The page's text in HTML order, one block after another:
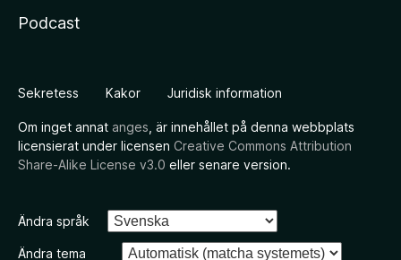
Podcast
Sekretess Kakor Juridisk information
Om inget annat anges , är innehållet på denna webbplats
licensierat under licensen Creative Commons Attribution
Share-Alike License v3.0 eller senare version.
Ändra språk
Ändra tema